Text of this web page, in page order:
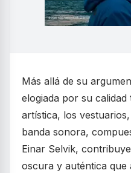
Más allá de su
elogiada por su
artística, los
banda sonora,
Einar Selvik,
oscura y auténtica que